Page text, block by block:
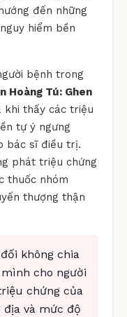
đến những
hiểm bền
bệnh trong
Hoàng Tú: Ghen
khi thấy các triệu
tự ý ngưng
bác sĩ điều trị.
phát triệu chứng
thuốc nhóm
thượng thận
không chia
cho người
chứng của
địa và mức độ